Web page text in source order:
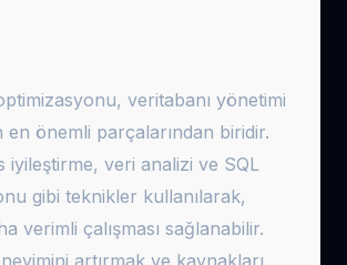
veritabanı yönetimi
önemli parçalarından biridir.
iyileştirme, veri analizi ve SQL
gibi teknikler kullanılarak,
verimli çalışması sağlanabilir.